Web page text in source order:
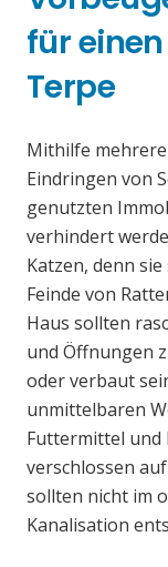
für
Terpe
Mithilfe
Eindringen von
genutzten
verhindert
Katzen, denn
Feinde von
Haus sollten
und Öffnungen
oder verbaut
unmittelbaren
Futtermittel
verschlossen
sollten nicht im
Kanalisation